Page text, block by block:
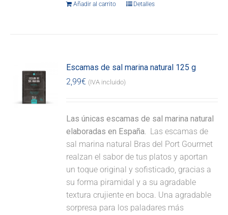
Añadir al carrito Detalles
Escamas de sal marina natural 125 g
2,99€ (IVA incluido)
Las únicas escamas de sal marina natural
elaboradas en España. Las escamas de
sal marina natural Bras del Port Gourmet
realzan el sabor de tus platos y aportan
un toque original y sofisticado, gracias a
su forma piramidal y a su agradable
textura crujiente en boca. Una agradable
sorpresa para los paladares más